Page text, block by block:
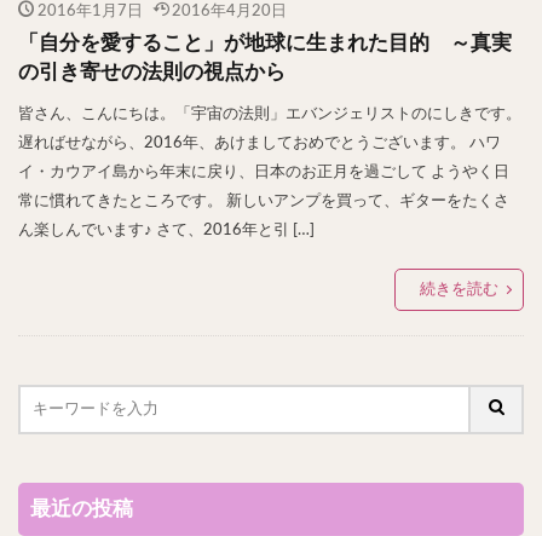
2016年1月7日 2016年4月20日
「自分を愛すること」が地球に生まれた目的 ～真実
の引き寄せの法則の視点から
皆さん、こんにちは。「宇宙の法則」エバンジェリストのにしきです。
遅ればせながら、2016年、あけましておめでとうございます。 ハワ
イ・カウアイ島から年末に戻り、日本のお正月を過ごして ようやく日
常に慣れてきたところです。 新しいアンプを買って、ギターをたくさ
ん楽しんでいます♪ さて、2016年と引 […]
続きを読む
最近の投稿